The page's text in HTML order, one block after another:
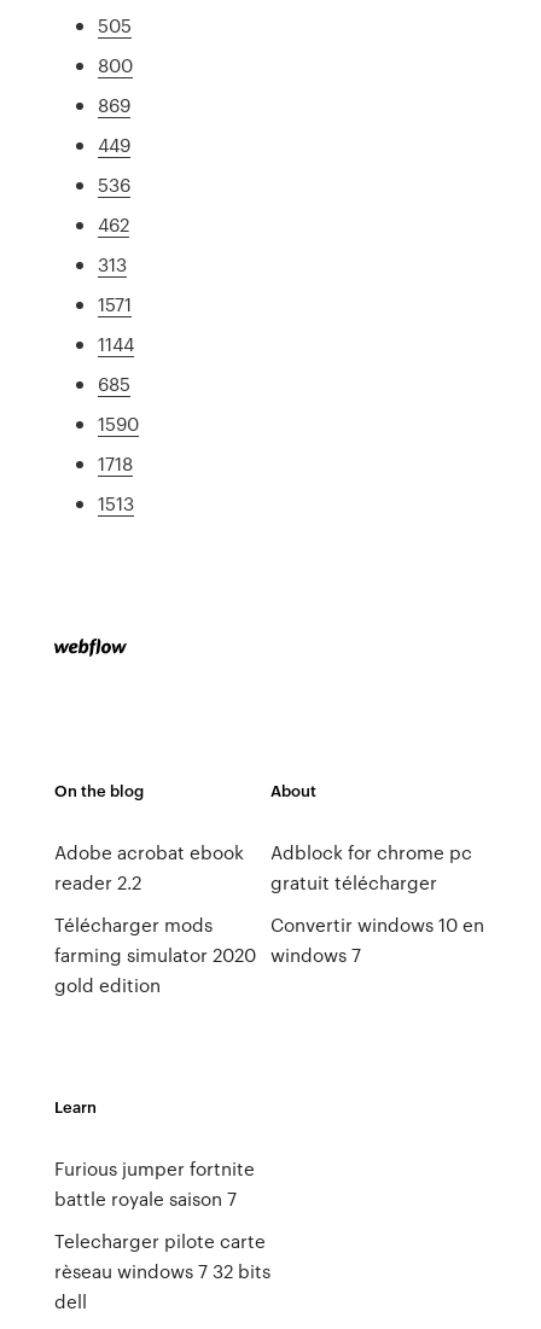
505
800
869
449
536
462
313
1571
1144
685
1590
1718
1513
On the blog
Adobe acrobat ebook
reader 2.2
Télécharger mods
farming simulator 2020
gold edition
About
Adblock for chrome pc
gratuit télécharger
Convertir windows 10 en
windows 7
Learn
Furious jumper fortnite
battle royale saison 7
Telecharger pilote carte
rèseau windows 7 32 bits
dell